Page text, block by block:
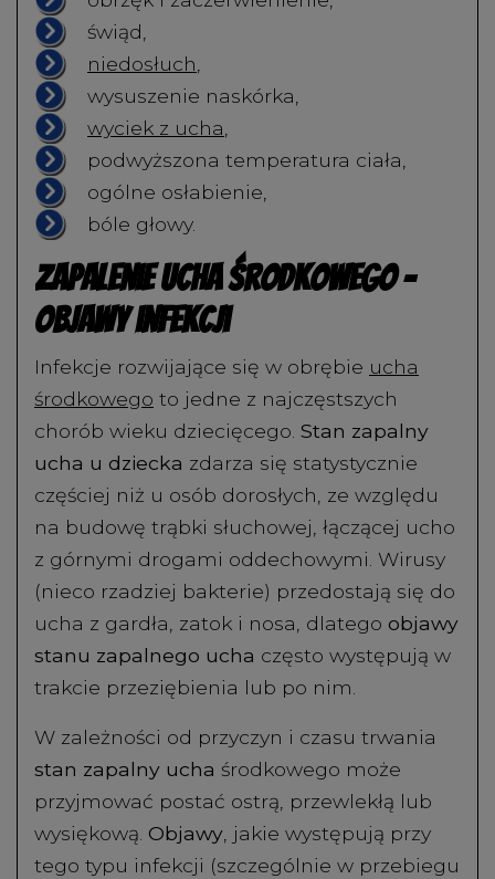
świąd,
niedosłuch,
wysuszenie naskórka,
wyciek z ucha,
podwyższona temperatura ciała,
ogólne osłabienie,
bóle głowy.
Zapalenie ucha środkowego –
objawy infekcji
Infekcje rozwijające się w obrębie ucha
środkowego to jedne z najczęstszych
chorób wieku dziecięcego. Stan zapalny
ucha u dziecka zdarza się statystycznie
częściej niż u osób dorosłych, ze względu
na budowę trąbki słuchowej, łączącej ucho
z górnymi drogami oddechowymi. Wirusy
(nieco rzadziej bakterie) przedostają się do
ucha z gardła, zatok i nosa, dlatego objawy
stanu zapalnego ucha często występują w
trakcie przeziębienia lub po nim.
W zależności od przyczyn i czasu trwania
stan zapalny ucha środkowego może
przyjmować postać ostrą, przewlekłą lub
wysiękową. Objawy, jakie występują przy
tego typu infekcji (szczególnie w przebiegu